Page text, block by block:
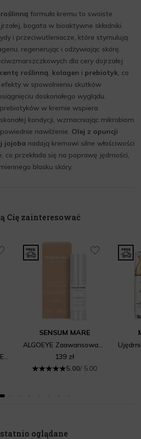
formuła kremu to swoiste
bogata w bioaktywne składniki
i przeciwutleniacze, które stymulują
regenerując i odżywiając skórę.
dla cery dojrzałej
roślinną, kolagen i prebiotyk, co
w spowolnieniu skutków
doskonałego wyglądu.
w kremie wspiera
kondycji, wzmacniając mikrobiom
nawilżenie. Olej z opuncji
jojoba nadają kremowi silne właściwości
co przekłada się na poprawę jędrności,
blasku skóry.
Cię zainteresować
Youth Revival Calming Eye Balm
SENSUM MARE
ALGOEYE Zaawansowany i bogaty krem pod oczy o działaniu przeciwzmarszczkowym
139 zł
5.00/ 5.00
oglądane